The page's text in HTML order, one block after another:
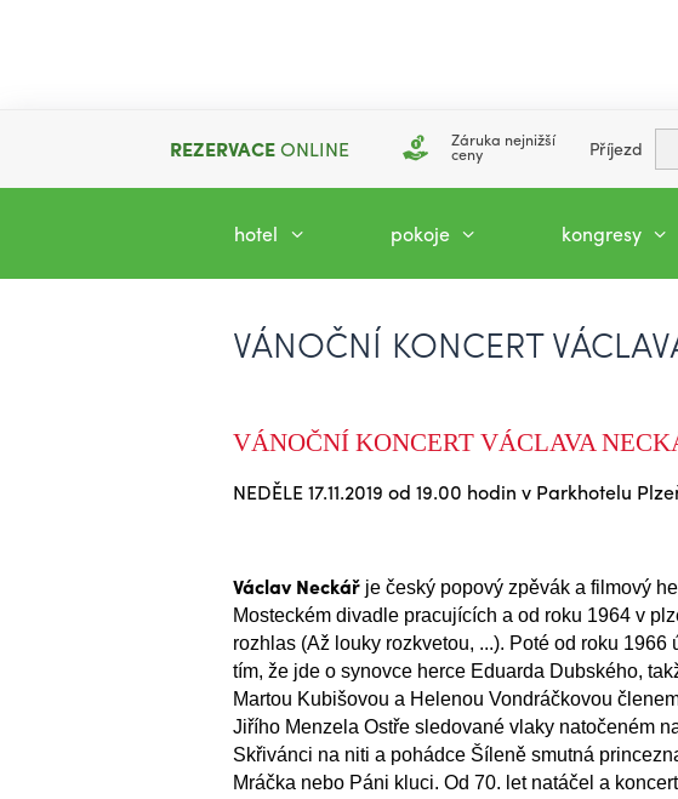
REZERVACEONLINE Záruka nejnižší
ceny Příjezd
hotel pokoje kongresy
VÁNOČNÍ KONCERT
VÁNOČNÍ KONCERT VÁCLAVA
NEDĚLE 17.11.2019 od 19.00 hodin v Parkhotelu
Václav Neckář je český popový zpěvák a filmový
Mosteckém divadle pracujících a od roku 1964 v
rozhlas (Až louky rozkvetou, ...). Poté od roku
tím, že jde o synovce herce Eduarda Dubského,
Martou Kubišovou a Helenou Vondráčkovou
Jiřího Menzela Ostře sledované vlaky natočeném
Skřivánci na niti a pohádce Šíleně smutná
Mráčka nebo Páni kluci. Od 70. let natáčel a